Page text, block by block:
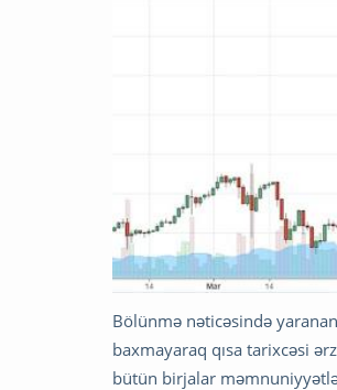
Bölünmə nəticəsində
baxmayaraq qısa tarixcəsi
bütün birjalar